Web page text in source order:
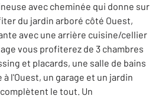
avec cheminée qui donne sur
du jardin arboré côté Ouest,
avec une arrière cuisine/cellier
vous profiterez de 3 chambres
et placards, une salle de bains
à l'Ouest, un garage et un jardin
le tout. Un